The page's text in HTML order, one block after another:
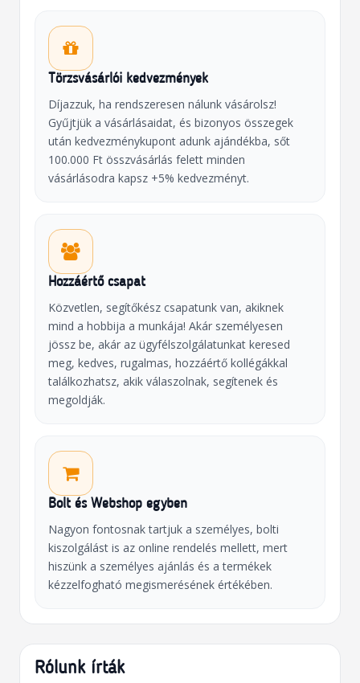
Törzsvásárlói kedvezmények
Díjazzuk, ha rendszeresen nálunk vásárolsz!
Gyűjtjük a vásárlásaidat, és bizonyos összegek
után kedvezménykupont adunk ajándékba, sőt
100.000 Ft összvásárlás felett minden
vásárlásodra kapsz +5% kedvezményt.
Hozzáértő csapat
Közvetlen, segítőkész csapatunk van, akiknek
mind a hobbija a munkája! Akár személyesen
jössz be, akár az ügyfélszolgálatunkat keresed
meg, kedves, rugalmas, hozzáértő kollégákkal
találkozhatsz, akik válaszolnak, segítenek és
megoldják.
Bolt és Webshop egyben
Nagyon fontosnak tartjuk a személyes, bolti
kiszolgálást is az online rendelés mellett, mert
hiszünk a személyes ajánlás és a termékek
kézzelfogható megismerésének értékében.
Rólunk írták